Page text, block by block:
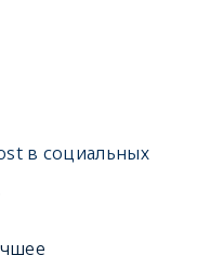
в социальных